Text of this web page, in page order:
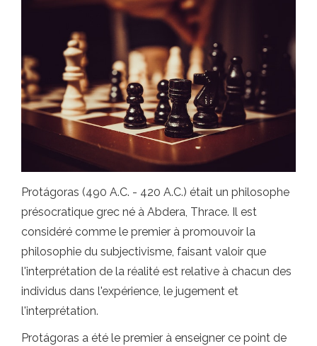
Protágoras (490 A.C. - 420 A.C.) était un philosophe
présocratique grec né à Abdera, Thrace. Il est
considéré comme le premier à promouvoir la
philosophie du subjectivisme, faisant valoir que
l'interprétation de la réalité est relative à chacun des
individus dans l'expérience, le jugement et
l'interprétation.
Protágoras a été le premier à enseigner ce point de